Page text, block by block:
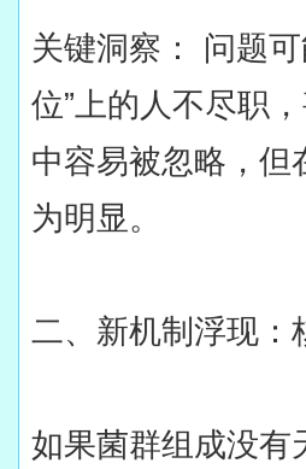
关键洞察： 问题
位”上的人不尽职
中容易被忽略，但
为明显。
二、新机制浮现：
如果菌群组成没有